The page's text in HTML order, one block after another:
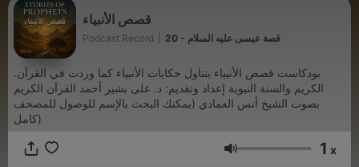
قصص الأنبياء
Podcast Record 20 - قصة عيسى عليه السلام
.بودكاست قصص الأنبياء يتناول حكايات الأنبياء كما وردت في القرآن
الكريم والسنة النبوية إعداد وتقديم: د. على بشير أحمد القرآن الكريم
بصوت الشيخ أنس العمادي (يمكنك البحث بالإسم للوصول للمصحف
كامل)
Lydstyrke 1 x